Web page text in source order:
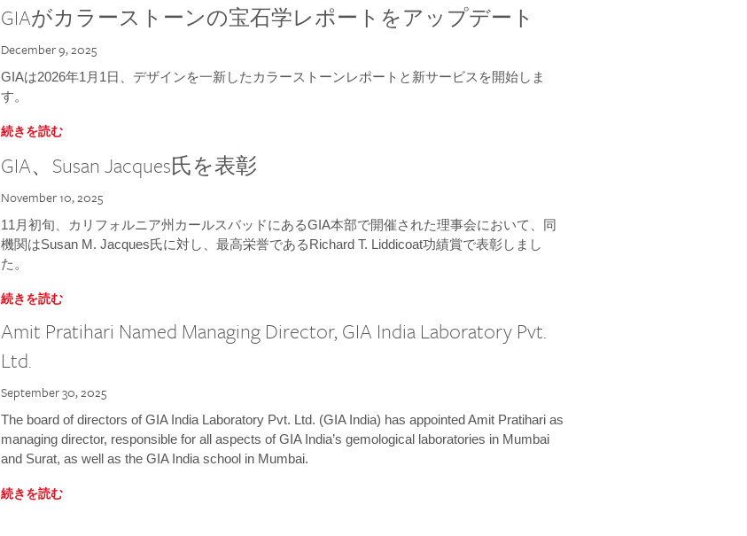
GIAがカラーストーンの宝石学レポートをアップデート
December 9, 2025
GIAは2026年1月1日、デザインを一新したカラーストーンレポートと新サービスを開始しま
す。
続きを読む
GIA、Susan Jacques氏を表彰
November 10, 2025
11月初旬、カリフォルニア州カールスバッドにあるGIA本部で開催された理事会において、同
機関はSusan M. Jacques氏に対し、最高栄誉であるRichard T. Liddicoat功績賞で表彰しまし
た。
続きを読む
Amit Pratihari Named Managing Director, GIA India Laboratory Pvt.
Ltd.
September 30, 2025
The board of directors of GIA India Laboratory Pvt. Ltd. (GIA India) has appointed Amit Pratihari as
managing director, responsible for all aspects of GIA India’s gemological laboratories in Mumbai
and Surat, as well as the GIA India school in Mumbai.
続きを読む